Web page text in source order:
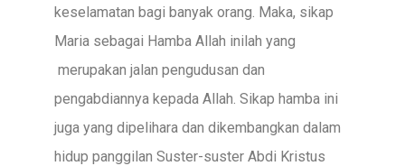
keselamatan bagi banyak orang. Maka, sikap
Maria sebagai Hamba Allah inilah yang
merupakan jalan pengudusan dan
pengabdiannya kepada Allah. Sikap hamba ini
juga yang dipelihara dan dikembangkan dalam
hidup panggilan Suster-suster Abdi Kristus